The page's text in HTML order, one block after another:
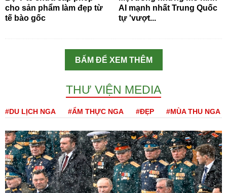
cho sản phẩm làm đẹp từ
tế bào gốc
AI mạnh nhất Trung Quốc
tự 'vượt...
BẤM ĐỂ XEM THÊM
THƯ VIỆN MEDIA
#DU LỊCH NGA #ẨM THỰC NGA #ĐẸP #MÙA THU NGA